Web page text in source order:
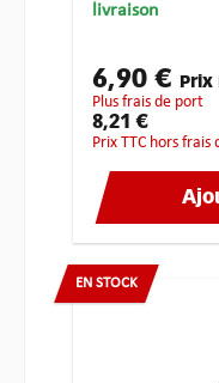
livraison
6,90 € Prix
plus frais de port
8,21 €
Prix TTC hors
EN STOCK